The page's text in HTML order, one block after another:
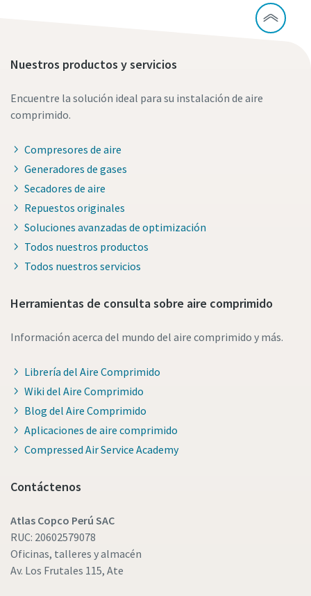
Nuestros productos y servicios
Encuentre la solución ideal para su instalación de aire
comprimido.
Compresores de aire
Generadores de gases
Secadores de aire
Repuestos originales
Soluciones avanzadas de optimización
Todos nuestros productos
Todos nuestros servicios
Herramientas de consulta sobre aire comprimido
Información acerca del mundo del aire comprimido y más.
Librería del Aire Comprimido
Wiki del Aire Comprimido
Blog del Aire Comprimido
Aplicaciones de aire comprimido
Compressed Air Service Academy
Contáctenos
Atlas Copco Perú SAC
RUC: 20602579078
Oficinas, talleres y almacén
Av. Los Frutales 115, Ate